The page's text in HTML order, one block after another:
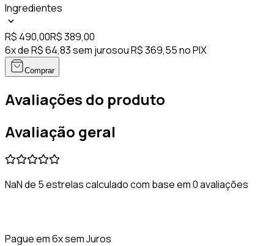
Ingredientes
R$ 490,00R$ 389,00
6x de R$ 64,83 sem jurosou R$ 369,55 no PIX
Comprar
Avaliações do produto
Avaliação geral
NaN de 5 estrelas calculado com base em 0 avaliações
Pague em 6x sem Juros